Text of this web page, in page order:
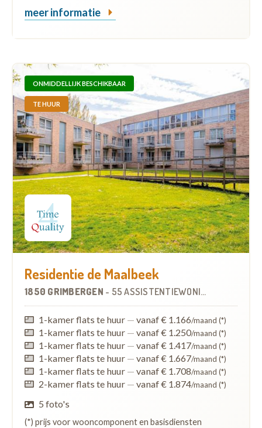
meer informatie
ONMIDDELLIJK BESCHIKBAAR
TE HUUR
Residentie de Maalbeek
1850 GRIMBERGEN - 55 ASSISTENTIEWONINGEN
1-kamer flats te huur — vanaf € 1.166/maand (*)
1-kamer flats te huur — vanaf € 1.250/maand (*)
1-kamer flats te huur — vanaf € 1.417/maand (*)
1-kamer flats te huur — vanaf € 1.667/maand (*)
1-kamer flats te huur — vanaf € 1.708/maand (*)
2-kamer flats te huur — vanaf € 1.874/maand (*)
5 foto's
(*) prijs voor wooncomponent en basisdiensten